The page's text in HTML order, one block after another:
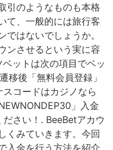
引のようなものも本格
て、一般的には旅行客
はないでしょうか。
ンさせるという実に容
ットは次の項目でベッ
移後「無料会員登録」
コードはカジノなら
」入金
さい！. BeeBetアカウ
くみていきます。今回
入金を行う方法を紹介